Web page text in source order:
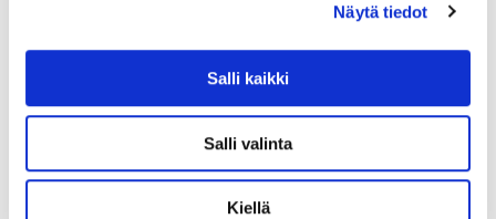
Näytä tiedot
Salli kaikki
Salli valinta
Kiellä
prosessia optimoida ja
monitoroida haluttuun
suuntaan lopputuotteiden
monitorointianalytiikka vaatii
toimiakseen prosessilaitteiden
ja välineiden selektiivisen